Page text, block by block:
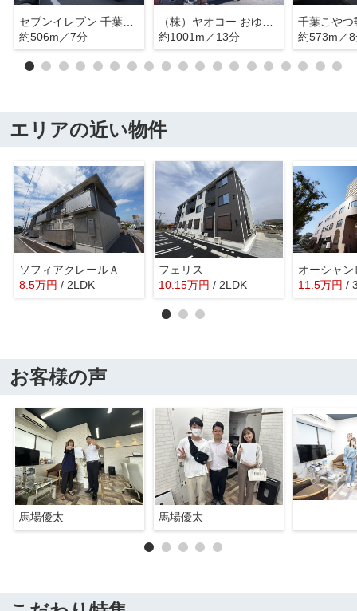
セブンイレブン 千葉おゆみ野中央８丁目店
約506m／7分
（株）ヤオコー おゆみ野店
約1001m／13分
千葉こやつ
約573m／
エリアの近い物件
ソフィアクレールＡ
8.5万円 / 2LDK
フェリス
10.15万円 / 2LDK 11.5万円 /
お客様の声
馬場優太 馬場優太